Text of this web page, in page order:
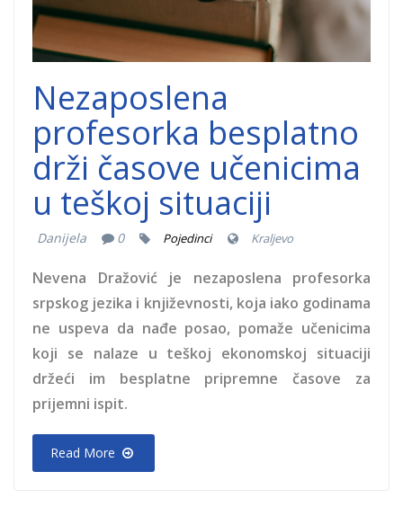
Nezaposlena
profesorka besplatno
drži časove učenicima
u teškoj situaciji
Danijela 0 Pojedinci Kraljevo
Nevena Dražović je nezaposlena profesorka
srpskog jezika i književnosti, koja iako godinama
ne uspeva da nađe posao, pomaže učenicima
koji se nalaze u teškoj ekonomskoj situaciji
držeći im besplatne pripremne časove za
prijemni ispit.
Read More